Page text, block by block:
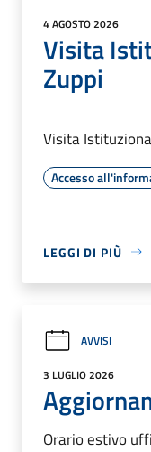
4 AGOSTO 2026
Visita
Zuppi
Visita
Accesso
LEGGI DI PIÙ
AVVISI
3 LUGLIO 2026
Orario estivo